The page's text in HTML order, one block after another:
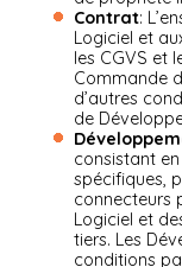
Contrat:
Logiciel et
les CGVS et
Commande
d’autres
de
consistant
spécifiques,
connecteurs
Logiciel et
tiers. Les
conditions